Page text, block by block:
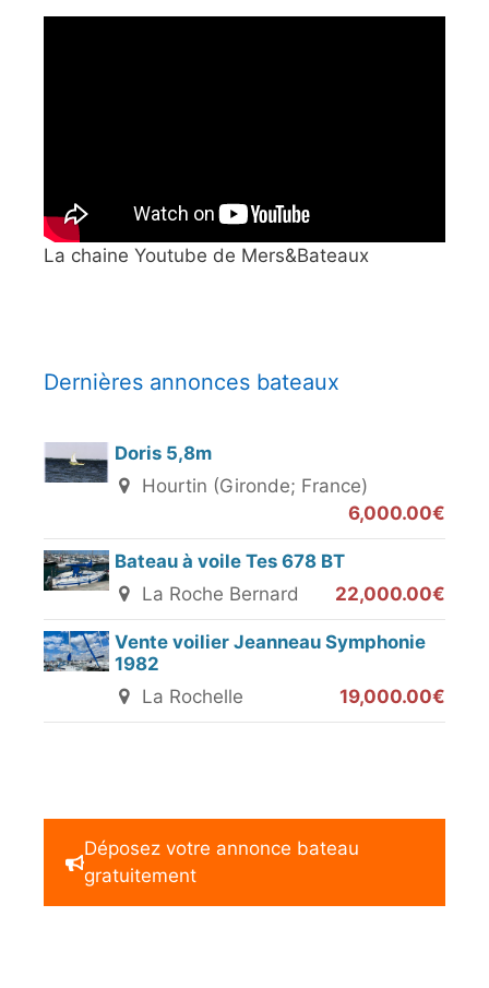
La chaine Youtube de Mers&Bateaux
Dernières annonces bateaux
Doris 5,8m
Hourtin (Gironde; France)
6,000.00€
Bateau à voile Tes 678 BT
La Roche Bernard
22,000.00€
Vente voilier Jeanneau Symphonie
1982
La Rochelle
19,000.00€
Déposez votre annonce bateau
gratuitement